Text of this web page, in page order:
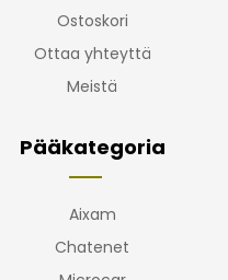
Ostoskori
Ottaa yhteyttä
Meistä
Pääkategoria
Aixam
Chatenet